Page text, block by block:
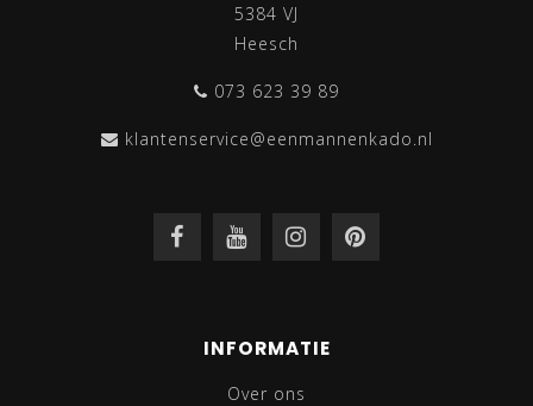
5384 VJ
Heesch
073 623 39 89
klantenservice@eenmannenkado.nl
INFORMATIE
Over ons